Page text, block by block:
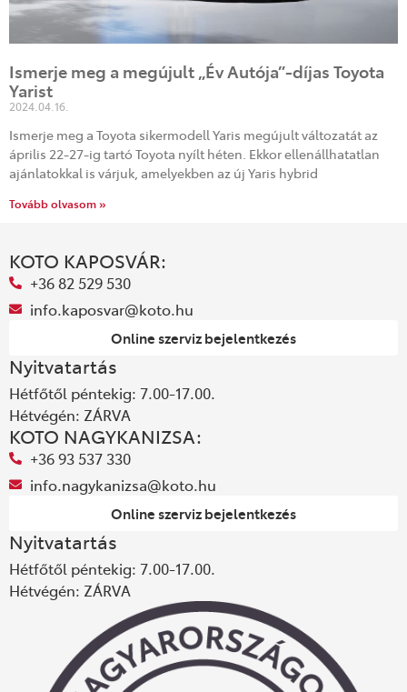
Ismerje meg a megújult „Év Autója”-díjas Toyota
Yarist
2024.04.16.
Ismerje meg a Toyota sikermodell Yaris megújult változatát az
április 22-27-ig tartó Toyota nyílt héten. Ekkor ellenállhatatlan
ajánlatokkal is várjuk, amelyekben az új Yaris hybrid
Tovább olvasom »
KOTO KAPOSVÁR:
+36 82 529 530
info.kaposvar@koto.hu
Online szerviz bejelentkezés
Nyitvatartás
Hétfőtől péntekig: 7.00-17.00.
Hétvégén: ZÁRVA
KOTO NAGYKANIZSA:
+36 93 537 330
info.nagykanizsa@koto.hu
Online szerviz bejelentkezés
Nyitvatartás
Hétfőtől péntekig: 7.00-17.00.
Hétvégén: ZÁRVA